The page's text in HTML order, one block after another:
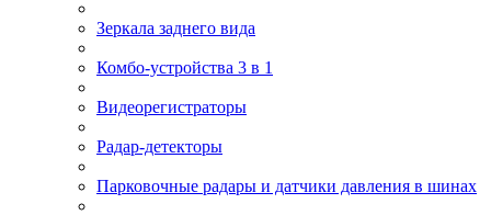
Зеркала заднего вида
Комбо-устройства 3 в 1
Видеорегистраторы
Радар-детекторы
Парковочные радары и датчики давления в шинах